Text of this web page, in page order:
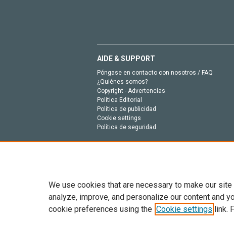
AIDE & SUPPORT
Póngase en contacto con nosotros / FAQ
¿Quiénes somos?
Copyright - Advertencias
Política Editorial
Política de publicidad
Cookie settings
Política de seguridad
Todo el contenido en este sitio: Copyright © 2026
We use cookies that are necessary to make our
analyze, improve, and personalize our content and
cookie preferences using the Cookie settings link.